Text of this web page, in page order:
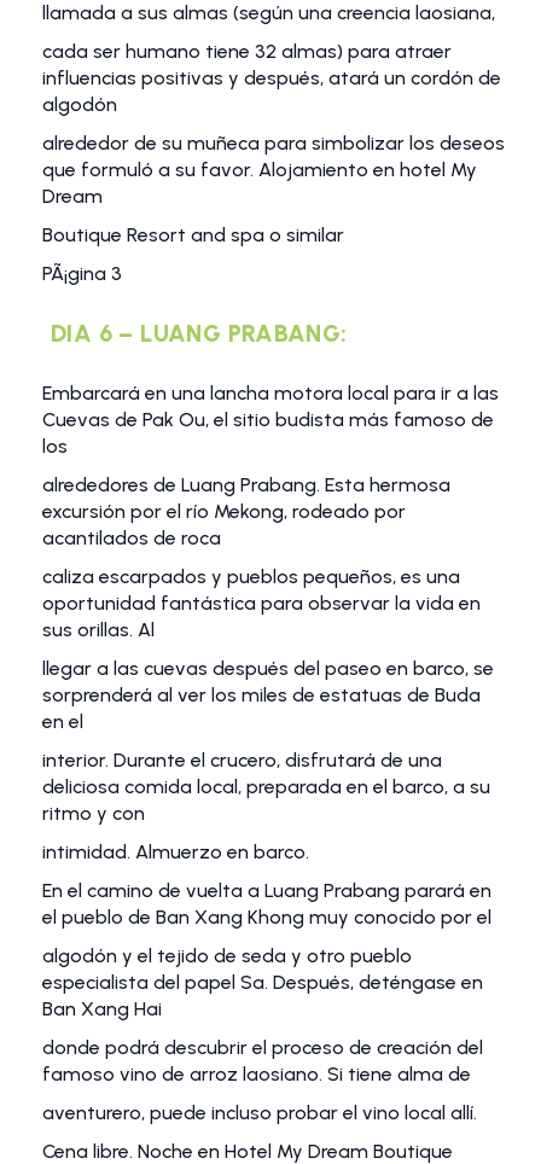
llamada a sus almas (según una creencia laosiana,
cada ser humano tiene 32 almas) para atraer
influencias positivas y después, atará un cordón de
algodón
alrededor de su muñeca para simbolizar los deseos
que formuló a su favor. Alojamiento en hotel My
Dream
Boutique Resort and spa o similar
PÃ¡gina 3
DIA 6 – LUANG PRABANG:
Embarcará en una lancha motora local para ir a las
Cuevas de Pak Ou, el sitio budista más famoso de
los
alrededores de Luang Prabang. Esta hermosa
excursión por el río Mekong, rodeado por
acantilados de roca
caliza escarpados y pueblos pequeños, es una
oportunidad fantástica para observar la vida en
sus orillas. Al
llegar a las cuevas después del paseo en barco, se
sorprenderá al ver los miles de estatuas de Buda
en el
interior. Durante el crucero, disfrutará de una
deliciosa comida local, preparada en el barco, a su
ritmo y con
intimidad. Almuerzo en barco.
En el camino de vuelta a Luang Prabang parará en
el pueblo de Ban Xang Khong muy conocido por el
algodón y el tejido de seda y otro pueblo
especialista del papel Sa. Después, deténgase en
Ban Xang Hai
donde podrá descubrir el proceso de creación del
famoso vino de arroz laosiano. Si tiene alma de
aventurero, puede incluso probar el vino local allí.
Cena libre. Noche en Hotel My Dream Boutique